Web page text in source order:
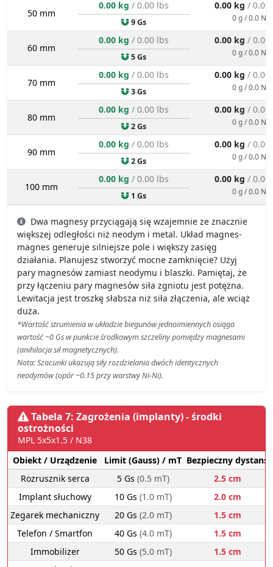
50 mm
0.00 kg / 0.00 lbs
9 Gs
0.00 kg / 0.00
0 g / 0.0 N
60 mm
0.00 kg / 0.00 lbs
5 Gs
0.00 kg / 0.00
0 g / 0.0 N
70 mm
0.00 kg / 0.00 lbs
3 Gs
0.00 kg / 0.00
0 g / 0.0 N
80 mm
0.00 kg / 0.00 lbs
2 Gs
0.00 kg / 0.00
0 g / 0.0 N
90 mm
0.00 kg / 0.00 lbs
2 Gs
0.00 kg / 0.00
0 g / 0.0 N
100 mm
0.00 kg / 0.00 lbs
1 Gs
0.00 kg / 0.00
0 g / 0.0 N
Dwa magnesy przyciągają się wzajemnie ze znacznie
większej odległości niż neodym i metal. Układ magnes-
magnes generuje silniejsze pole i większy zasięg
działania. Planujesz stworzyć mocne zamknięcie? Użyj
pary magnesów zamiast neodymu i blaszki. Pamiętaj, że
przy łączeniu pary magnesów siła zgniotu jest potężna.
Lewitacja jest troszkę słabsza niż siła złączenia, ale wciąż
duża.
*Wartość strumienia w układzie biegunów jednoimiennych osiąga
wartość ~0 Gs w punkcie środkowym szczeliny pomiędzy magnesami
(anihilacja sił magnetycznych).
Nota: Szacunki ukazują siły rozdzielania dwóch identycznych
neodymów (opór ~0.15 przy warstwy Ni-Ni).
Tabela 7: Zagrożenia (implanty) - środki
ostrożności
MPL 5x5x1.5 / N38
Obiekt / Urządzenie
Limit (Gauss) / mT Bezpieczny dystans
Rozrusznik serca
5 Gs (0.5 mT)
2.5 cm
Implant słuchowy
10 Gs (1.0 mT)
2.0 cm
Zegarek mechaniczny
20 Gs (2.0 mT)
1.5 cm
Telefon / Smartfon
40 Gs (4.0 mT)
1.5 cm
Immobilizer
50 Gs (5.0 mT)
1.5 cm